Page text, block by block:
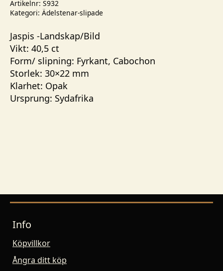
Artikelnr: S932
Kategori: Ädelstenar-slipade
Jaspis -Landskap/Bild
Vikt: 40,5 ct
Form/ slipning: Fyrkant, Cabochon
Storlek: 30×22 mm
Klarhet: Opak
Ursprung: Sydafrika
Info
Köpvillkor
Ångra ditt köp